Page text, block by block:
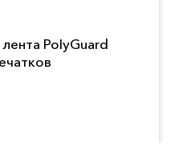
PolyGuard